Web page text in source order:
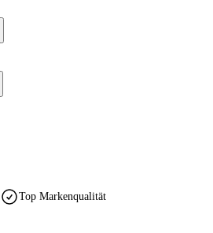
Top Markenqualität